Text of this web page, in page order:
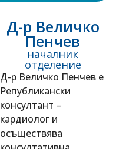
Д-р Величко
Пенчев
началник
отделение
Д-р Величко Пенчев е
Републикански
консултант –
кардиолог и
осъществява